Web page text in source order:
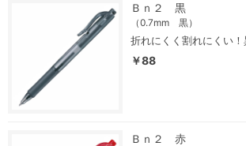
Ｂｎ２ 黒
（0.7mm 黒）
折れにくく割れにくい！
￥88
Ｂｎ２ 赤